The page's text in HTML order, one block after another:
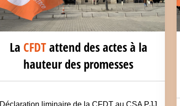
La CFDTattend des actes à la
hauteur des promesses
Déclaration liminaire de la CFDT au CSA PJJ